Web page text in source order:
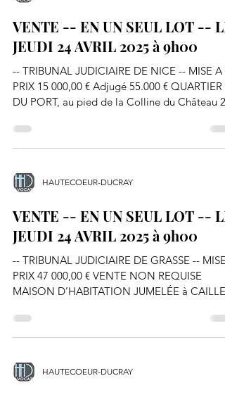
VENTE -- EN UN SEUL LOT -- LE
JEUDI 24 AVRIL 2025 à 9h00
-- TRIBUNAL JUDICIAIRE DE NICE -- MISE A
PRIX 15 000,00 € Adjugé 55.000 € QUARTIER
DU PORT, au pied de la Colline du Château 20
HAUTECOEUR-DUCRAY
VENTE -- EN UN SEUL LOT -- LE
JEUDI 24 AVRIL 2025 à 9h00
-- TRIBUNAL JUDICIAIRE DE GRASSE -- MISE
PRIX 47 000,00 € VENTE NON REQUISE
MAISON D’HABITATION JUMELÉE à CAILLE
HAUTECOEUR-DUCRAY